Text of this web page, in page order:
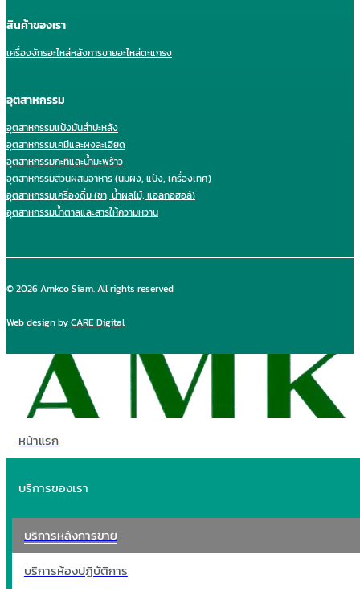
สินค้าของเรา
เครื่องจักรอะไหล่หลังการขายอะไหล่ตะแกรง
อุตสาหกรรม
อุตสาหกรรมแป้งมันสำปะหลัง
อุตสาหกรรมเคมีและผงละเอียด
อุตสาหกรรมกะทิและน้ำมะพร้าว
อุตสาหกรรมส่วนผสมอาหาร (นมผง, แป้ง, เครื่องเทศ)
อุตสาหกรรมเครื่องดื่ม (ชา, น้ำผลไม้, แอลกอฮอล์)
อุตสาหกรรมน้ำตาลและสารให้ความหวาน
Web design byCARE Digital
© 2026 Amkco Siam. All rights reserved
หน้าแรก
บริการของเรา
บริการหลังการขาย
บริการห้องปฏิบัติการ